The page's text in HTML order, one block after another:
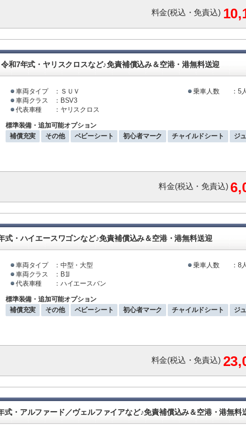
料金(税込・免責込)
和7年式・ヤリスクロスなど♪免責補償込み＆空港・港無料送迎
車両タイプ ：ＳＵＶ 乗車人数
：5
車両クラス
：BSV3
代表車種
：ヤリスクロス
標準装備・追加可能オプション
補償充実
その他 ベビーシート 初心者マーク チャイルドシート ジ
料金(税込・免責込)
式・ハイエースワゴンなど♪免責補償込み＆空港・港無料送迎
車両タイプ ：中型・大型 乗車人数
：8
車両クラス
：B1l
代表車種
：ハイエースバン
標準装備・追加可能オプション
補償充実
その他 ベビーシート 初心者マーク チャイルドシート ジ
料金(税込・免責込)
・アルファード／ヴェルファイアなど♪免責補償込み＆空港・港無料